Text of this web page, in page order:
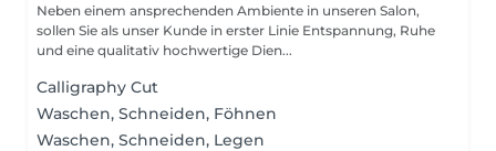
Neben einem ansprechenden Ambiente in unseren Salon,
sollen Sie als unser Kunde in erster Linie Entspannung, Ruhe
und eine qualitativ hochwertige Dien...
Calligraphy Cut
Waschen, Schneiden, Föhnen
Waschen, Schneiden, Legen